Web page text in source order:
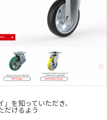
を知っていただき、
だけるよう